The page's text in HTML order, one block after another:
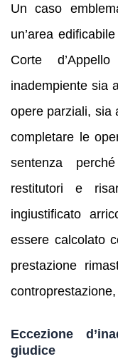
Un caso
un’area
Corte
inadempiente sia
opere parziali, sia
completare le
sentenza
restitutori e
ingiustificato
essere calcolato
prestazione
Eccezione
giudice